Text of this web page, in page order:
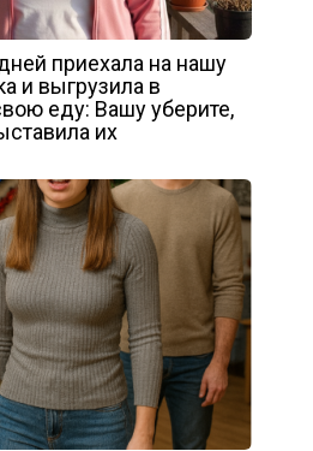
приехала на нашу
и выгрузила в
еду: Вашу уберите,
их